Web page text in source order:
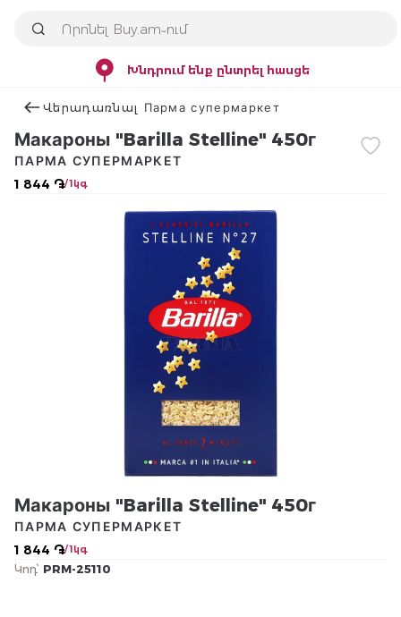
Խնդրում ենք ընտրել հասցե
Վերադառնալ Парма супермаркет
Макароны "Barilla Stelline" 450г
1 844 ֏/ 1կգ
ПАРМА СУПЕРМАРКЕТ
Макароны "Barilla Stelline" 450г
1 844 ֏/ 1կգ
ПАРМА СУПЕРМАРКЕТ
Կոդ՝ PRM-25110